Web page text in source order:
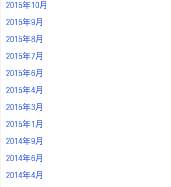
2015年10月
2015年9月
2015年8月
2015年7月
2015年6月
2015年4月
2015年3月
2015年1月
2014年9月
2014年6月
2014年4月